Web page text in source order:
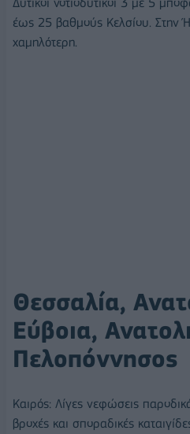
Δυτικοί νοτιοδυτικοί 3 με 5
έως 25 βαθμούς Κελσίου. Στην
χαμηλότερη.
Θεσσαλία,
Εύβοια,
Πελοπόννησος
Καιρός: Λίγες νεφώσεις
βροχές και σποραδικές